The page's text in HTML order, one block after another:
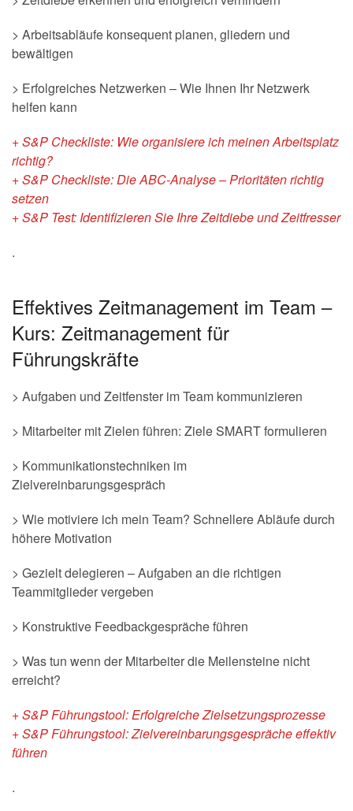
> Arbeitsabläufe konsequent planen, gliedern und
bewältigen
> Erfolgreiches Netzwerken – Wie Ihnen Ihr Netzwerk
helfen kann
+ S&P Checkliste: Wie organisiere ich meinen Arbeitsplatz
richtig?
+ S&P Checkliste: Die ABC-Analyse – Prioritäten richtig
setzen
+ S&P Test: Identifizieren Sie Ihre Zeitdiebe und Zeitfresser
.
Effektives Zeitmanagement im Team –
Kurs: Zeitmanagement für
Führungskräfte
> Aufgaben und Zeitfenster im Team kommunizieren
> Mitarbeiter mit Zielen führen: Ziele SMART formulieren
> Kommunikationstechniken im
Zielvereinbarungsgespräch
> Wie motiviere ich mein Team? Schnellere Abläufe durch
höhere Motivation
> Gezielt delegieren – Aufgaben an die richtigen
Teammitglieder vergeben
> Konstruktive Feedbackgespräche führen
> Was tun wenn der Mitarbeiter die Meilensteine nicht
erreicht?
+ S&P Führungstool: Erfolgreiche Zielsetzungsprozesse
+ S&P Führungstool: Zielvereinbarungsgespräche effektiv
führen
.